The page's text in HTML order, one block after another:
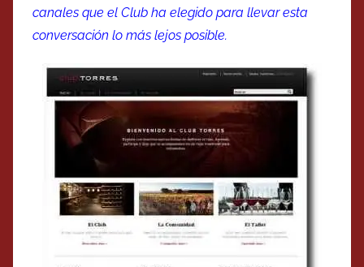
canales que el Club ha elegido para llevar esta
conversación lo más lejos posible.